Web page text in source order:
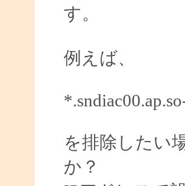
す。
例えば、
を排除したい
か？